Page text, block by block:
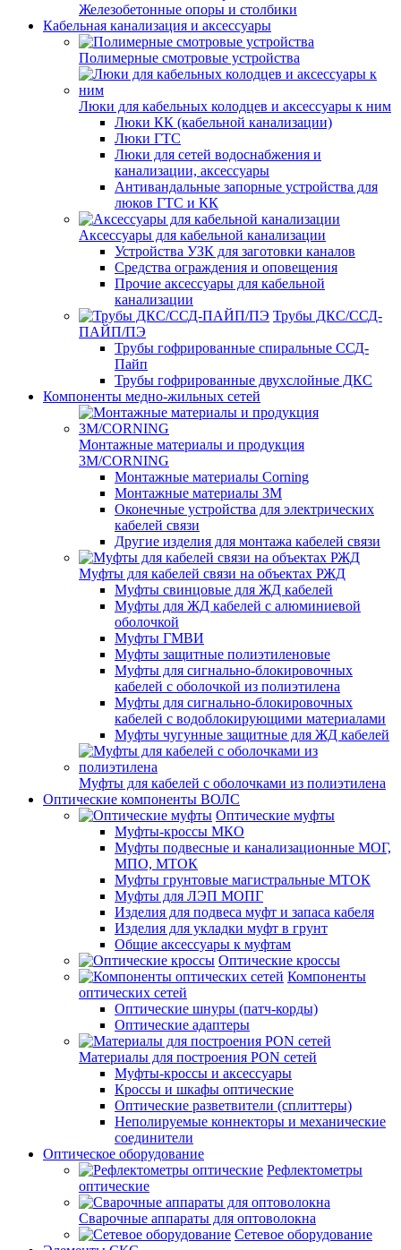
Железобетонные опоры и столбики
Кабельная канализация и аксессуары
Полимерные смотровые устройства
Люки для кабельных колодцев и аксессуары к ним
Люки КК (кабельной канализации)
Люки ГТС
Люки для сетей водоснабжения и
канализации, аксессуары
Антивандальные запорные устройства для
люков ГТС и КК
Аксессуары для кабельной канализации
Устройства УЗК для заготовки каналов
Средства ограждения и оповещения
Прочие аксессуары для кабельной
канализации
Трубы ДКС/ССД-
ПАЙП/ПЭ
Трубы гофрированные спиральные ССД-
Пайп
Трубы гофрированные двухслойные ДКС
Компоненты медно-жильных сетей
Монтажные материалы и продукция
3M/CORNING
Монтажные материалы Corning
Монтажные материалы 3M
Оконечные устройства для электрических
кабелей связи
Другие изделия для монтажа кабелей связи
Муфты для кабелей связи на объектах РЖД
Муфты свинцовые для ЖД кабелей
Муфты для ЖД кабелей с алюминиевой
оболочкой
Муфты ГМВИ
Муфты защитные полиэтиленовые
Муфты для сигнально-блокировочных
кабелей с оболочкой из полиэтилена
Муфты для сигнально-блокировочных
кабелей с водоблокирующими материалами
Муфты чугунные защитные для ЖД кабелей
Муфты для кабелей с оболочками из полиэтилена
Оптические компоненты ВОЛС
Оптические муфты
Муфты-кроссы МКО
Муфты подвесные и канализационные МОГ,
МПО, МТОК
Муфты грунтовые магистральные МТОК
Муфты для ЛЭП МОПГ
Изделия для подвеса муфт и запаса кабеля
Изделия для укладки муфт в грунт
Общие аксессуары к муфтам
Оптические кроссы
Компоненты
оптических сетей
Оптические шнуры (патч-корды)
Оптические адаптеры
Материалы для построения PON сетей
Муфты-кроссы и аксессуары
Кроссы и шкафы оптические
Оптические разветвители (сплиттеры)
Неполируемые коннекторы и механические
соединители
Оптическое оборудование
Рефлектометры
оптические
Сварочные аппараты для оптоволокна
Сетевое оборудование